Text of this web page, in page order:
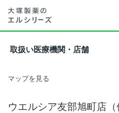
取扱い医療機関・店舗
マップを見る
ウエルシア友部旭町店（